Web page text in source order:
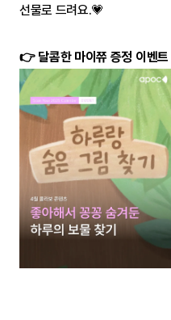
선물로 드려요.💗
👉 달콤한 마이쮸 증정 이벤트